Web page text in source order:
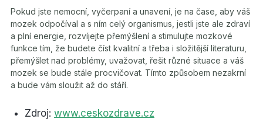
Pokud jste nemocní, vyčerpaní a unavení, je na čase, aby váš
mozek odpočíval a s ním celý organismus, jestli jste ale zdraví
a plní energie, rozvíjejte přemýšlení a stimulujte mozkové
funkce tím, že budete číst kvalitní a třeba i složitější literaturu,
přemýšlet nad problémy, uvažovat, řešit různé situace a váš
mozek se bude stále procvičovat. Tímto způsobem nezakrní
a bude vám sloužit až do stáří.
Zdroj: www.ceskozdrave.cz